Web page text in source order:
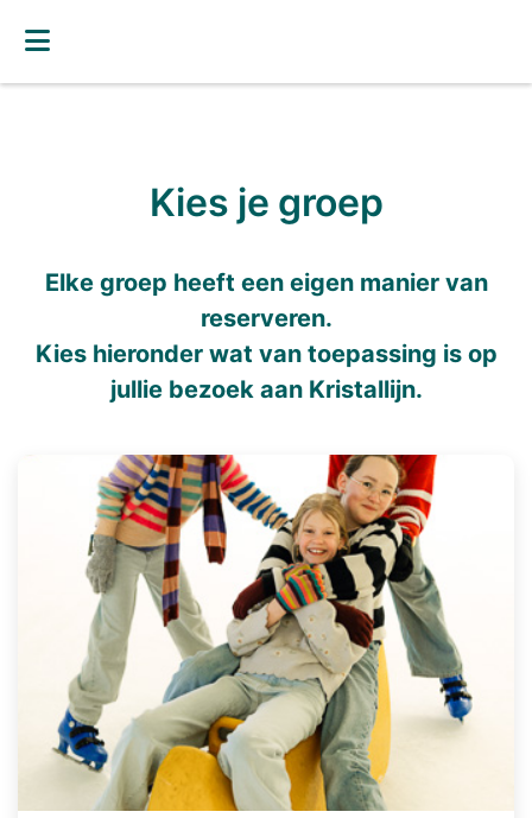
Kies je groep
Elke groep heeft een eigen manier van
reserveren.
Kies hieronder wat van toepassing is op
jullie bezoek aan Kristallijn.